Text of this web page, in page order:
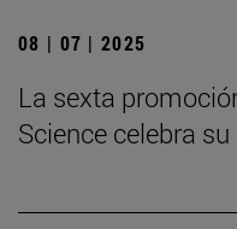
08 | 07 | 2025
La sexta
Science celebra